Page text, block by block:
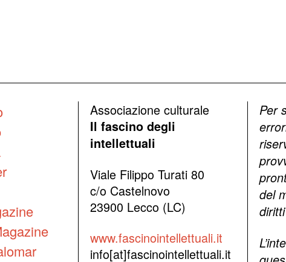
Associazione culturale
Il fascino degli
intellettuali
Viale Filippo Turati 80
c/o Castelnovo
23900 Lecco (LC)
www.fascinointellettuali.it
info[at]fascinointellettuali.it
Per
del